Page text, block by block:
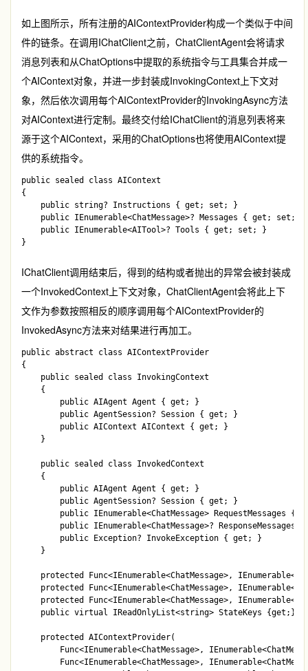
如上图所示，所有注册的AIContextProvider构成一个类似于中间
件的链条。在调用IChatClient之前， ChatClientAgent会将请求
消息列表和从ChatOptions中提取的系统指令与工具集合并成一
个AIContext对象，并进一步封装成InvokingContext 上下文对
象，然后依次调用每个AIContextProvider的InvokingAsync方法
对AIContext进行定制。最终交付给IChatClient的消息列表将来
源于这个AIContext，采用的ChatOptions也将使用AIContext提
供的系统指令。
public sealed class AIContext
{
    public string? Instructions { get; set; }
    public IEnumerable<ChatMessage>? Messages { get; set; }
    public IEnumerable<AITool>? Tools { get; set; }
IChatClient调用结束后，得到的结构或者抛出的异常会被封装成
一个InvokedContext 上下文对象， ChatClientAgent会将此上下
文作为参数按照相反的顺序调用每个AIContextProvider的
InvokedAsync方法来对结果进行再加工。
public abstract class AIContextProvider
{
    public sealed class InvokingContext
    {
        public AIAgent Agent { get; }
        public AgentSession? Session { get; }
        public AIContext AIContext { get; }
    }
    public sealed class InvokedContext
    {
        public AIAgent Agent { get; }
        public AgentSession? Session { get; }
public IEnumerable<ChatMessage> RequestMessages {
public IEnumerable<ChatMessage>? ResponseMessages {
        public Exception? InvokeException { get; }
    }
protected Func<IEnumerable<ChatMessage>,
protected Func<IEnumerable<ChatMessage>,
protected Func<IEnumerable<ChatMessage>,
    public virtual IReadOnlyList<string> StateKeys {get;}
    protected AIContextProvider(
Func<IEnumerable<ChatMessage>,
Func<IEnumerable<ChatMessage>,